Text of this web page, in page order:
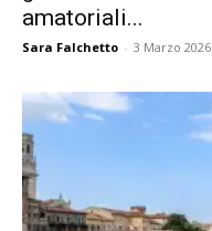
amatoriali...
Sara Falchetto - 3 Marzo 2026